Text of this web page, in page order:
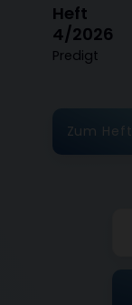
Heft
4/2026
:
Predigt
Zum Heft